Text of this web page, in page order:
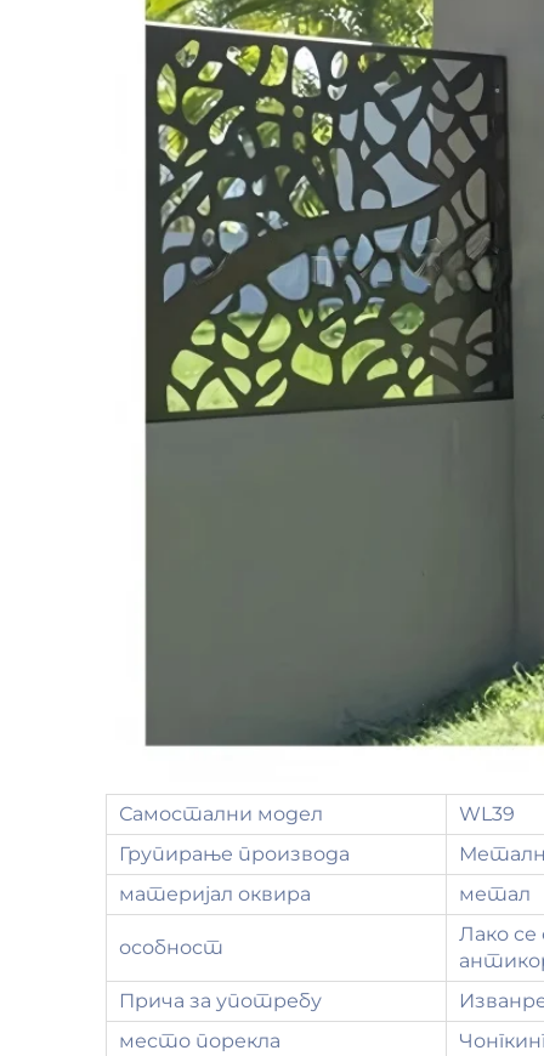
Самостални модел
WL39
Групирање производа
материјал оквира
метал
особност
Лако
Прича за употребу
место порекла